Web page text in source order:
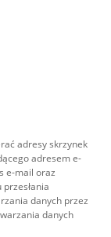
adresy skrzynek
adresem e-
e-mail oraz
danych przez
danych